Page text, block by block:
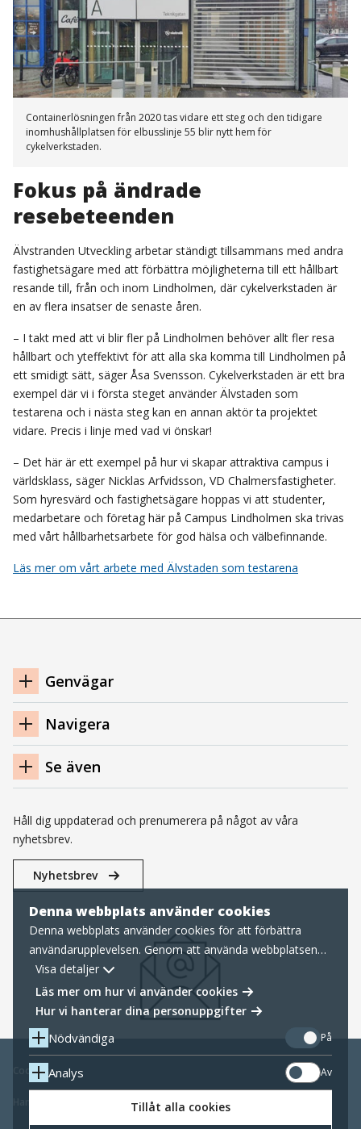
Denna webbplats använder cookies
Denna webbplats använder cookies för att förbättra
användarupplevelsen. Genom att använda webbplatsen
samtycker du till nödvändiga cookies, läs mer nedan om
hur vi hanterar cookies samt personuppgifter.
Visa detaljer
Läs mer om hur vi använder cookies
Hur vi hanterar dina personuppgifter
Nödvändiga På
Analys Av
Tillåt alla cookies
Containerlösningen från 2020 tas vidare ett steg och den tidigare
inomhushållplatsen för elbusslinje 55 blir nytt hem för
cykelverkstaden.
Fokus på ändrade
resebeteenden
Älvstranden Utveckling arbetar ständigt tillsammans med andra
fastighetsägare med att förbättra möjligheterna till ett hållbart
resande till, från och inom Lindholmen, där cykelverkstaden är
en av flera insatser de senaste åren.
– I takt med att vi blir fler på Lindholmen behöver allt fler resa
hållbart och yteffektivt för att alla ska komma till Lindholmen på
ett smidigt sätt, säger Åsa Svensson. Cykelverkstaden är ett bra
exempel där vi i första steget använder Älvstaden som
testarena och i nästa steg kan en annan aktör ta projektet
vidare. Precis i linje med vad vi önskar!
– Det här är ett exempel på hur vi skapar attraktiva campus i
världsklass, säger Nicklas Arfvidsson, VD Chalmersfastigheter.
Som hyresvärd och fastighetsägare hoppas vi att studenter,
medarbetare och företag här på Campus Lindholmen ska trivas
med vårt hållbarhetsarbete för god hälsa och välbefinnande.
Läs mer om vårt arbete med Älvstaden som testarena
Navigation
sidfot
Genvägar
Navigera
Se även
Håll dig uppdaterad och prenumerera på något av våra
nyhetsbrev.
Nyhetsbrev
Cookies
Hantering av personuppgifter